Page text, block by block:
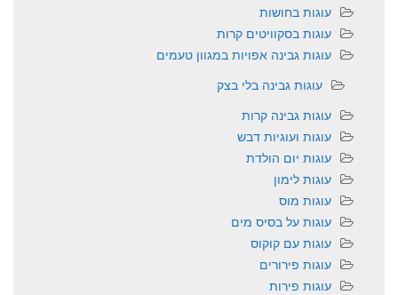
עוגות בחושות
עוגות בסקוויטים קרות
עוגות גבינה אפויות במגוון טעמים
עוגות גבינה בלי בצק
עוגות גבינה קרות
עוגות ועוגיות דבש
עוגות יום הולדת
עוגות לימון
עוגות מוס
עוגות על בסיס מים
עוגות עם קוקוס
עוגות פירורים
עוגות פירות